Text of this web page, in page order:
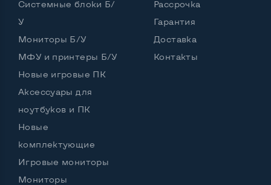
Интерфейс подключения Display portНет
Нет
Остальные возможности:
Блок питания
Регулировка положения дисплея
Вверх вниз, поворот влево вправо, наклон,
Системные блоки Б/
У
Мониторы Б/У
МФУ и принтеры Б/У
Новые игровые ПК
Аксессуары для
ноутбуков и ПК
Новые
комплектующие
Игровые мониторы
Мониторы
Рассрочка
Гарантия
Доставка
Контакты